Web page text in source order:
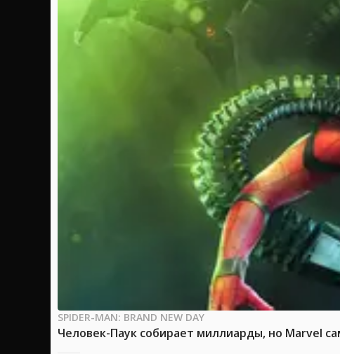
SPIDER-MAN: BRAND NEW DAY
Человек-Паук собирает миллиарды, но Marvel